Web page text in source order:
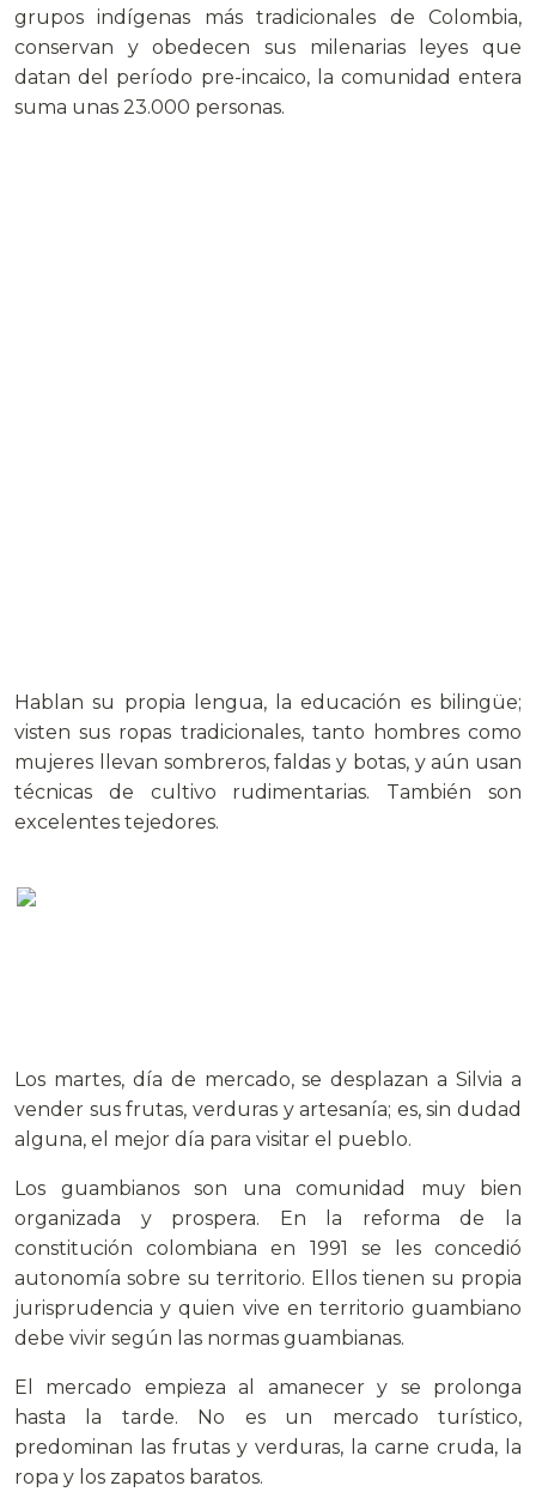
grupos indígenas más tradicionales de Colombia,
conservan y obedecen sus milenarias leyes que
datan del período pre-incaico, la comunidad entera
suma unas 23.000 personas.
Hablan su propia lengua, la educación es bilingüe;
visten sus ropas tradicionales, tanto hombres como
mujeres llevan sombreros, faldas y botas, y aún usan
técnicas de cultivo rudimentarias. También son
excelentes tejedores.
Los martes, día de mercado, se desplazan a Silvia a
vender sus frutas, verduras y artesanía; es, sin dudad
alguna, el mejor día para visitar el pueblo.
Los guambianos son una comunidad muy bien
organizada y prospera. En la reforma de la
constitución colombiana en 1991 se les concedió
autonomía sobre su territorio. Ellos tienen su propia
jurisprudencia y quien vive en territorio guambiano
debe vivir según las normas guambianas.
El mercado empieza al amanecer y se prolonga
hasta la tarde. No es un mercado turístico,
predominan las frutas y verduras, la carne cruda, la
ropa y los zapatos baratos.